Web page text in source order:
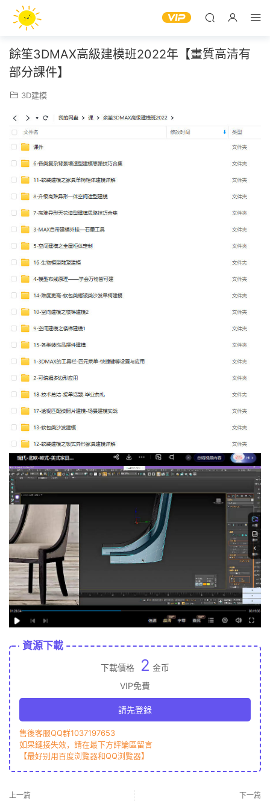
餘笙3DMAX高級建模班2022年【畫質高清有
部分課件】
3D建模
資源下載
下載價格 2 金币
VIP免費
請先登錄
售後客服QQ群1037197653
如果鏈接失效，請在最下方評論區留言
【最好别用百度浏覽器和QQ浏覽器】
上一篇 下一篇